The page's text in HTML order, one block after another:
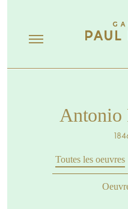
Toutes les oeuvres